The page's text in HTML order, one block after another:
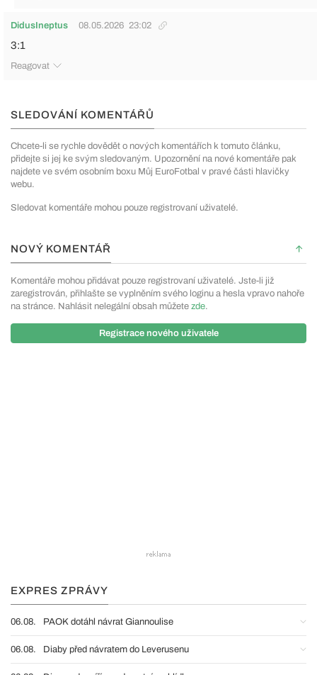
DidusIneptus 08.05.2026 23:02
3:1
Reagovat
SLEDOVÁNÍ KOMENTÁŘŮ
Chcete-li se rychle dovědět o nových komentářích k tomuto článku,
přidejte si jej ke svým sledovaným. Upozornění na nové komentáře pak
najdete ve svém osobním boxu Můj EuroFotbal v pravé části hlavičky
webu.
Sledovat komentáře mohou pouze registrovaní uživatelé.
NOVÝ KOMENTÁŘ
Komentáře mohou přidávat pouze registrovaní uživatelé. Jste-li již
zaregistrován, přihlašte se vyplněním svého loginu a hesla vpravo nahoře
na stránce. Nahlásit nelegální obsah můžete zde.
Registrace nového uživatele
EXPRES ZPRÁVY
06.08. PAOK dotáhl návrat Giannoulise
06.08. Diaby před návratem do Leverusenu